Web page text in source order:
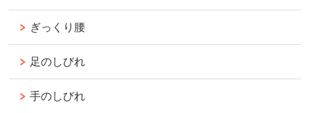
ぎっくり腰
足のしびれ
手のしびれ